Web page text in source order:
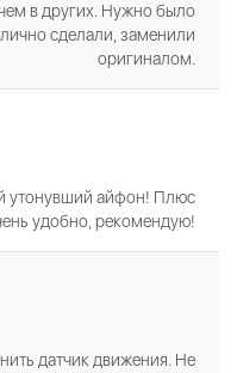
в других. Нужно было
сделали, заменили
оригиналом.
утонувший айфон! Плюс
удобно, рекомендую!
датчик движения. Не